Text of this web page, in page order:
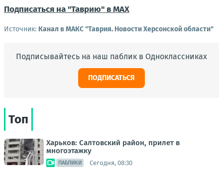
Подписаться на "Таврию" в MAX
Источник: Канал в МАКС "Таврия. Новости Херсонской области"
Подписывайтесь на наш паблик в Одноклассниках
ПОДПИСАТЬСЯ
Топ
Харьков: Салтовский район, прилет в
многоэтажку
ПАБЛИКИ Сегодня, 08:30